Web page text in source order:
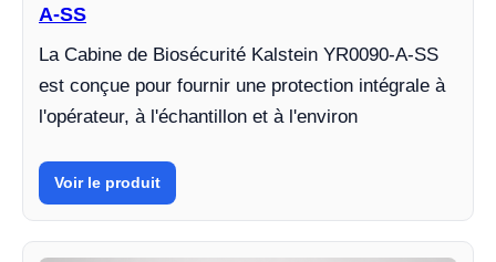
A-SS
La Cabine de Biosécurité Kalstein YR0090-A-SS
est conçue pour fournir une protection intégrale à
l'opérateur, à l'échantillon et à l'environ
Voir le produit